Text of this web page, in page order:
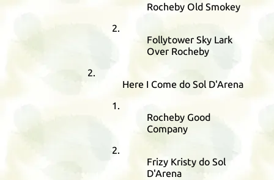
Rocheby Old Smokey
Follytower Sky Lark
Over Rocheby
Here I Come do Sol D'Arena
Rocheby Good
Company
Frizy Kristy do Sol
D'Arena